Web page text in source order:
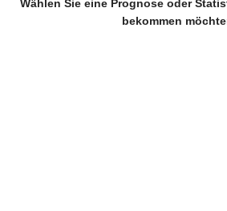
Wählen Sie eine Prognose oder
bekommen